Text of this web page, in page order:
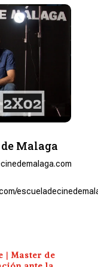
Malaga
| Master de